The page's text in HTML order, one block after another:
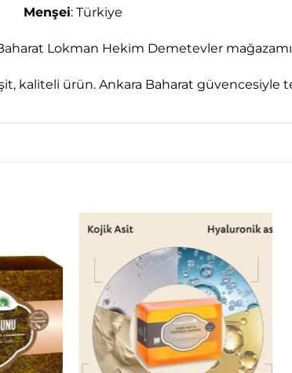
Menşei: Türkiye
Lokman Hekim Demetevler
kaliteli ürün. Ankara Baharat güvencesiyle